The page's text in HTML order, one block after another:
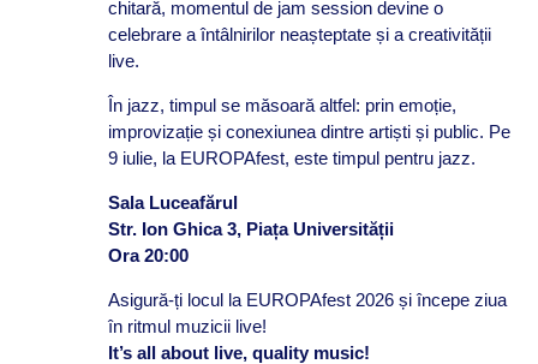
chitară, momentul de jam session devine o
celebrare a întâlnirilor neașteptate și a creativității
live.
În jazz, timpul se măsoară altfel: prin emoție,
improvizație și conexiunea dintre artiști și public. Pe
9 iulie, la EUROPAfest, este timpul pentru jazz.
Sala Luceafărul
Str. Ion Ghica 3, Piața Universității
Ora 20:00
Asigură-ți locul la EUROPAfest 2026 și începe ziua
în ritmul muzicii live!
It’s all about live, quality music!